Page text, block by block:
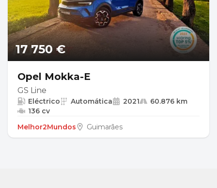
17 750 €
Opel Mokka-E
GS Line
Eléctrico Automática 2021
60.876 km
136 cv
Melhor2Mundos
Guimarães